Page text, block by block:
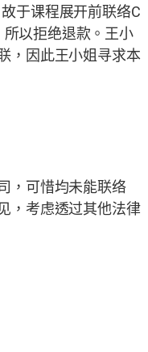
于课程展开前联络C
以拒绝退款。王小
，因此王小姐寻求本
，可惜均未能联络
，考虑透过其他法律